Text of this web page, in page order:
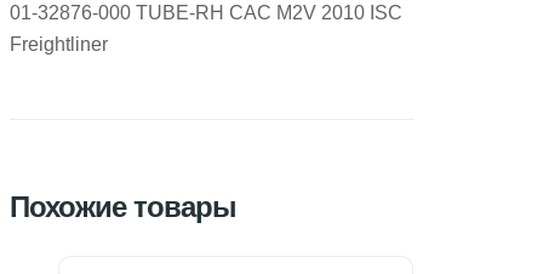
01-32876-000 TUBE-RH CAC M2V 2010 ISC
Freightliner
Похожие товары